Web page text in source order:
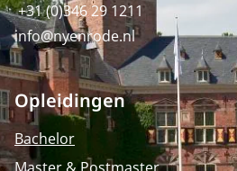
+31 (0)346 29 1211
info@nyenrode.nl
Opleidingen
Bachelor